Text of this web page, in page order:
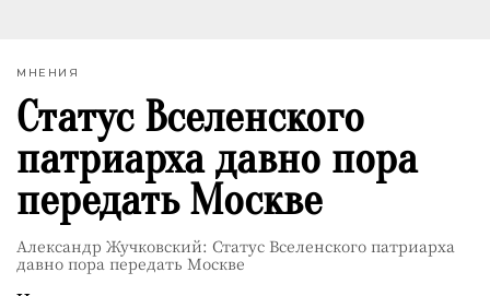
МНЕНИЯ
Статус Вселенского
патриарха давно пора
передать Москве
Александр Жучковский: Статус Вселенского патриарха
давно пора передать Москве